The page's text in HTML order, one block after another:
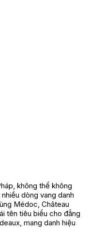
không thể không
dòng vang danh
Médoc, Château
tên tiêu biểu cho đẳng
mang danh hiệu